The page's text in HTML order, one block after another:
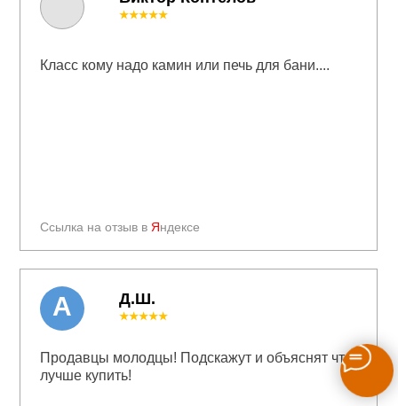
Ссылка на отзыв в Яндексе
★★★★★
Класс кому надо камин или печь для бани....
Д.Ш.
★★★★★
Продавцы молодцы! Подскажут и объяснят что
лучше купить!
А